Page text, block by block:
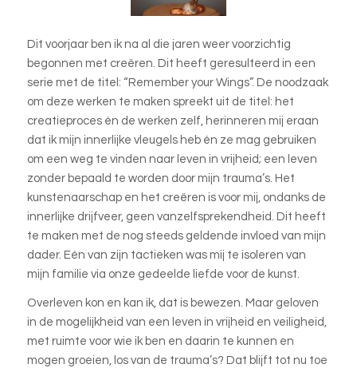
Dit voorjaar ben ik na al die jaren weer voorzichtig
begonnen met creëren. Dit heeft geresulteerd in een
serie met de titel: “Remember your Wings”. De noodzaak
om deze werken te maken spreekt uit de titel: het
creatieproces én de werken zelf, herinneren mij eraan
dat ik mijn innerlijke vleugels heb én ze mag gebruiken
om een weg te vinden naar leven in vrijheid; een leven
zonder bepaald te worden door mijn trauma’s. Het
kunstenaarschap en het creëren is voor mij, ondanks de
innerlijke drijfveer, geen vanzelfsprekendheid. Dit heeft
te maken met de nog steeds geldende invloed van mijn
dader. Eén van zijn tactieken was mij te isoleren van
mijn familie via onze gedeelde liefde voor de kunst.
Overleven kon en kan ik, dat is bewezen. Maar geloven
in de mogelijkheid van een leven in vrijheid en veiligheid,
met ruimte voor wie ik ben en daarin te kunnen en
mogen groeien, los van de trauma’s? Dat blijft tot nu toe